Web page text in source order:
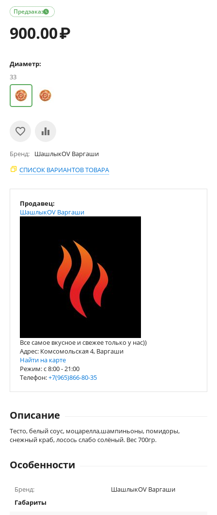

Предзаказ
900.00₽
Диаметр:
33
Бренд
ШашлыкOV Варгаши
СПИСОК ВАРИАНТОВ ТОВАРА
Продавец:
ШашлыкOV Варгаши
Все самое вкусное и свежее только у нас))
Адрес: Комсомольская 4, Варгаши
Найти на карте
Режим: c 8:00 - 21:00
Телефон:+7(965)866-80-35
Описание
Тесто, белый соус, моцарелла,шампиньоны, помидоры,
снежный краб, лосось слабо солёный. Вес 700гр.
Особенности
Бренд:
ШашлыкOV Варгаши
Габариты